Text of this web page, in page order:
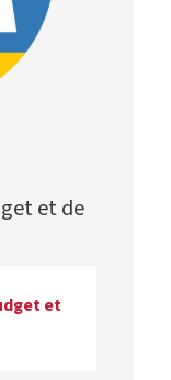
et de
et